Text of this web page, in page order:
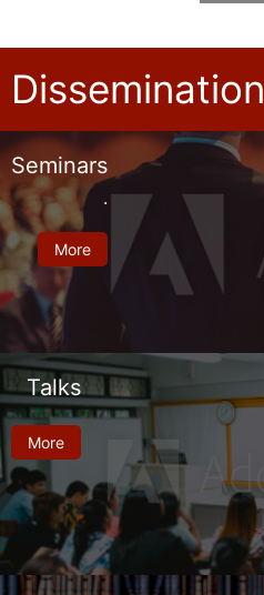
Dissemination
Seminars
.
More
Talks
More